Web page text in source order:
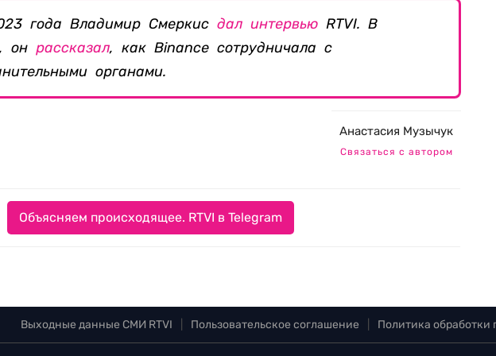
года Владимир Смеркисдал интервью RTVI. В
онрассказал, как Binance сотрудничала с
органами.
Анастасия Музычук
Связаться с автором
Объясняем происходящее. RTVI в Telegram
Выходные данные СМИ RTVI Пользовательское соглашение Политика